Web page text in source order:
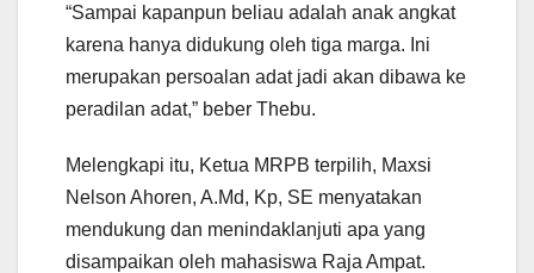
“Sampai kapanpun beliau adalah anak angkat
karena hanya didukung oleh tiga marga. Ini
merupakan persoalan adat jadi akan dibawa ke
peradilan adat,” beber Thebu.
Melengkapi itu, Ketua MRPB terpilih, Maxsi
Nelson Ahoren, A.Md, Kp, SE menyatakan
mendukung dan menindaklanjuti apa yang
disampaikan oleh mahasiswa Raja Ampat.